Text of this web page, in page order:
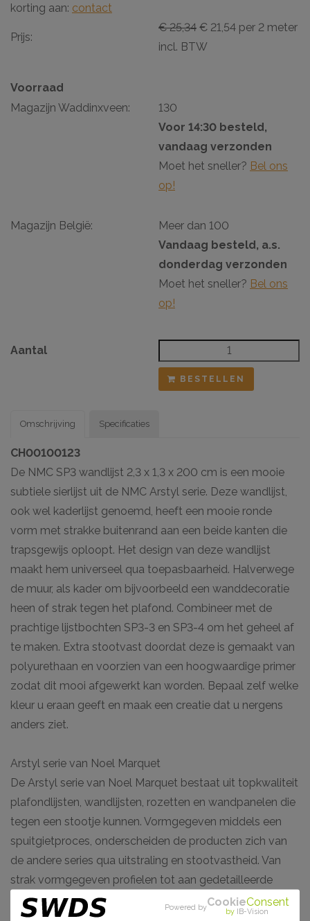
korting aan: contact
Prijs:
€ 25,34 € 21,54 per 2 meter
incl. BTW
Voorraad
Magazijn Waddinxveen:
130
Voor 14:30 besteld,
vandaag verzonden
Moet het sneller? Bel ons
op!
Magazijn België:
Meer dan 100
Vandaag besteld, a.s.
donderdag verzonden
Moet het sneller? Bel ons
op!
Aantal
BESTELLEN
Omschrijving
CH00100123
De NMC SP3 wandlijst 2,3 x 1,3 x 200 cm is een mooie
subtiele sierlijst uit de NMC Arstyl serie. Deze wandlijst,
ook wel kaderlijst genoemd, heeft een mooie ronde
vorm met strakke buitenrand aan een beide kanten die
trapsgewijs oploopt. Het design van deze wandlijst
maakt hem universeel qua toepasbaarheid. Halverwege
de muur, als kader om bijvoorbeeld een wanddecoratie
heen of strak tegen het plafond. Combineer met de
prachtige lijstbochten SP3-3 en SP3-4 om het geheel af
te maken. Extra stootvast doordat deze is gemaakt van
polyurethaan en voorzien van een hoogwaardige primer
zodat dit mooi afgewerkt kan worden. Bepaal zelf welke
kleur u eraan geeft en maak een creatie dat u nergens
anders ziet.
Arstyl serie van Noel Marquet
De Arstyl serie van Noel Marquet bestaat uit topkwaliteit
plafondlijsten, wandlijsten, rozetten en wandpanelen die
tegen een stootje kunnen. Vormgegeven middels een
spuitgietproces, onderscheiden de producten zich van
de andere series qua uitstraling en stootvastheid. Van
strak vormgegeven profielen tot aan gedetailleerde
bloemmotieven. De sierlijsten, rozetten en wandpanelen
Specificaties
Powered byCookieConsent
by IB-Vision